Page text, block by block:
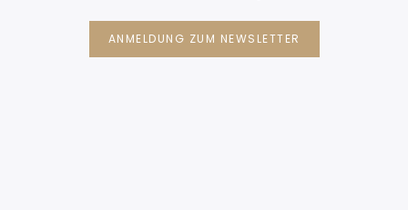
ANMELDUNG ZUM NEWSLETTER